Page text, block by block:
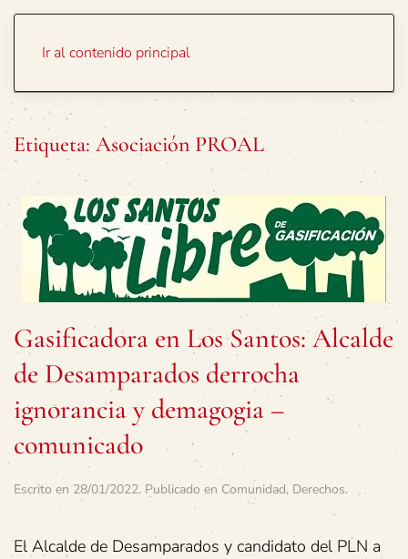
Ir al contenido principal
Etiqueta: Asociación PROAL
Gasificadora en Los Santos: Alcalde
de Desamparados derrocha
ignorancia y demagogia –
comunicado
Escrito en 28/01/2022. Publicado en Comunidad, Derechos.
El Alcalde de Desamparados y candidato del PLN a